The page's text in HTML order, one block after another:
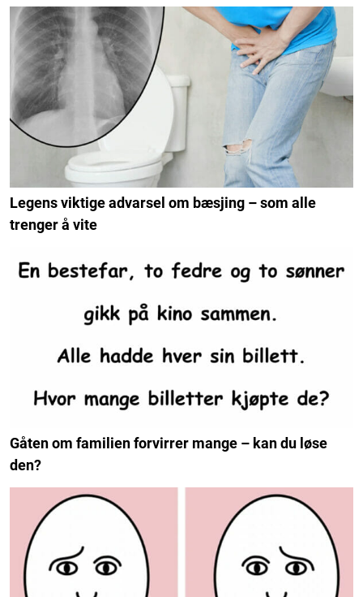
Legens viktige advarsel om bæsjing – som alle
trenger å vite
Gåten om familien forvirrer mange – kan du løse
den?